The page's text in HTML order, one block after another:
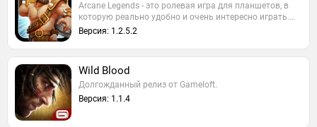
Arcane Legends - это ролевая игра для планшетов, в
которую реально удобно и очень интересно играть.…
Версия: 1.2.5.2
Wild Blood
Долгожданный релиз от Gameloft.
Версия: 1.1.4